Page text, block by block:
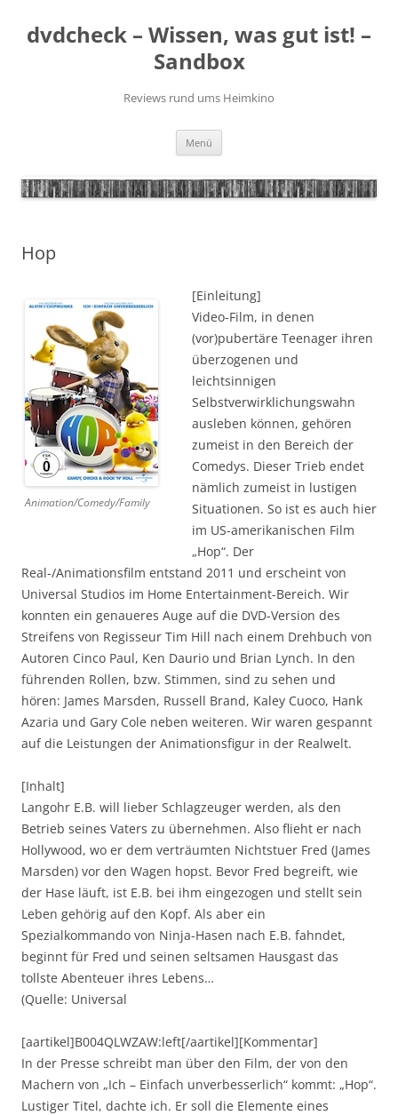
springen
dvdcheck – Wissen, was gut ist! –
Sandbox
Reviews rund ums Heimkino
Menü
Hop
Animation/Comedy/Family
[Einleitung]
Video-Film, in denen
(vor)pubertäre Teenager ihren
überzogenen und
leichtsinnigen
Selbstverwirklichungswahn
ausleben können, gehören
zumeist in den Bereich der
Comedys. Dieser Trieb endet
nämlich zumeist in lustigen
Situationen. So ist es auch hier
im US-amerikanischen Film
„Hop“. Der
Real-/Animationsfilm entstand 2011 und erscheint von
Universal Studios im Home Entertainment-Bereich. Wir
konnten ein genaueres Auge auf die DVD-Version des
Streifens von Regisseur Tim Hill nach einem Drehbuch von
Autoren Cinco Paul, Ken Daurio und Brian Lynch. In den
führenden Rollen, bzw. Stimmen, sind zu sehen und
hören: James Marsden, Russell Brand, Kaley Cuoco, Hank
Azaria und Gary Cole neben weiteren. Wir waren gespannt
auf die Leistungen der Animationsfigur in der Realwelt.
[Inhalt]
Langohr E.B. will lieber Schlagzeuger werden, als den
Betrieb seines Vaters zu übernehmen. Also flieht er nach
Hollywood, wo er dem verträumten Nichtstuer Fred (James
Marsden) vor den Wagen hopst. Bevor Fred begreift, wie
der Hase läuft, ist E.B. bei ihm eingezogen und stellt sein
Leben gehörig auf den Kopf. Als aber ein
Spezialkommando von Ninja-Hasen nach E.B. fahndet,
beginnt für Fred und seinen seltsamen Hausgast das
tollste Abenteuer ihres Lebens…
(Quelle: Universal
[aartikel]B004QLWZAW:left[/aartikel][Kommentar]
In der Presse schreibt man über den Film, der von den
Machern von „Ich – Einfach unverbesserlich“ kommt: „Hop“.
Lustiger Titel, dachte ich. Er soll die Elemente eines